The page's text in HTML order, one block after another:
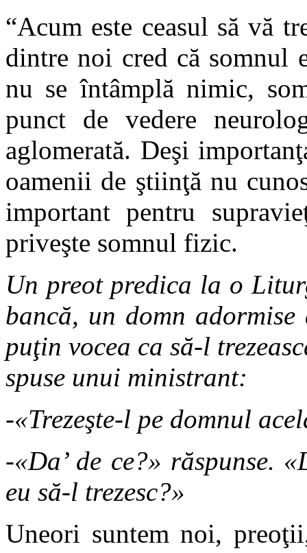
“Acum este ceasul să vă
dintre noi cred că somnul
nu se întâmplă nimic,
punct de vedere
aglomerată. Deşi
oamenii de ştiinţă nu
important pentru
priveşte somnul fizic.
Un preot predica la o
bancă, un domn
puţin vocea ca să-l
spuse unui ministrant:
-«Trezeşte-l pe domnul
-«Da’ de ce?» răspunse.
eu să-l trezesc?»
Uneori suntem noi,